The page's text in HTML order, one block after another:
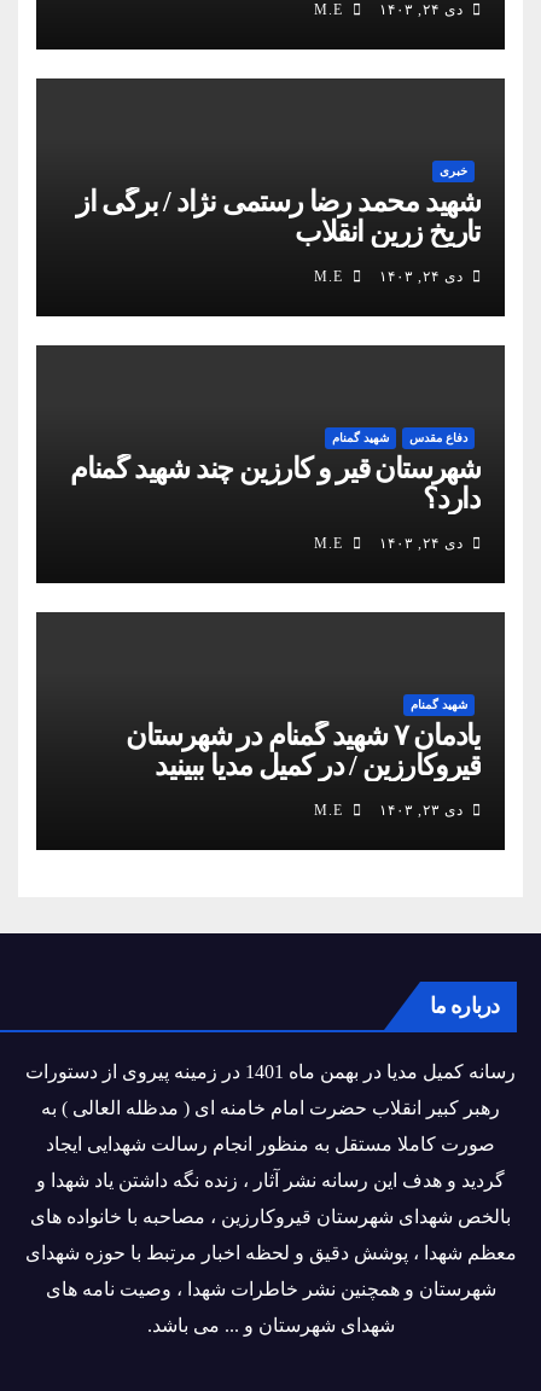
دی ۲۴, ۱۴۰۳
خبری
شهید محمد رضا رستمی نژاد / برگی از
تاریخ زرین انقلاب
دی ۲۴, ۱۴۰۳
دفاع مقدس شهید گمنام
شهرستان قیر و کارزین چند شهید گمنام
دارد؟
دی ۲۴, ۱۴۰۳
شهید گمنام
یادمان ۷ شهید گمنام در شهرستان
قیروکارزین / در کمیل مدیا ببینید
دی ۲۳, ۱۴۰۳
درباره ما
رسانه کمیل مدیا در بهمن ماه 1401 در زمینه پیروی از دستورات
رهبر کبیر انقلاب حضرت امام خامنه ای ( مدظله العالی ) به
صورت کاملا مستقل به منظور انجام رسالت شهدایی ایجاد
گردید و هدف این رسانه نشر آثار ، زنده نگه داشتن یاد شهدا و
بالخص شهدای شهرستان قیروکارزین ، مصاحبه با خانواده های
معظم شهدا ، پوشش دقیق و لحظه اخبار مرتبط با حوزه شهدای
شهرستان و همچنین نشر خاطرات شهدا ، وصیت نامه های
شهدای شهرستان و ... می باشد.